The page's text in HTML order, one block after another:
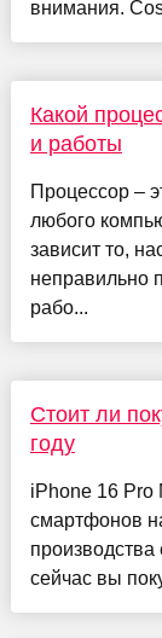
внимания.
Какой
и работы
Процессор –
любого
зависит то,
неправильно
рабо...
Стоит ли
году
iPhone 16 Pro
смартфонов
сейчас вы